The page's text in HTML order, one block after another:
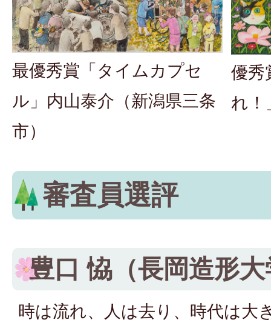
最優秀賞「タイムカプセ
ル」内山泰介（新潟県三条
市）
優秀
れ！
審査員選評
豊口 恊（長岡造形
時は流れ、人は去り、時代は大